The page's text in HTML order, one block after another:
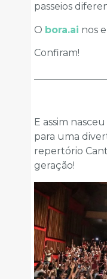
passeios
O bora.ai nos
Confiram!
E assim
para uma
repertório
geração!